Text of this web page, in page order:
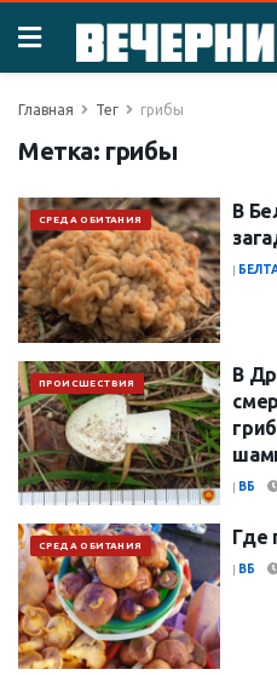
Главная Тег грибы
Метка: грибы
СРЕДА ОБИТАНИЯ
В
|
ПРОИСШЕСТВИЯ
В
| ВБ
СРЕДА ОБИТАНИЯ Где
| ВБ